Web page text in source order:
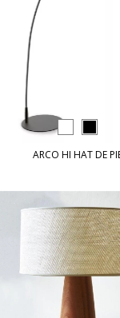
ARCO HI HAT DE